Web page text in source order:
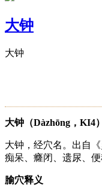
大钟
大钟
大钟（Dàzhōng，KI4
大钟，经穴名。出自
痴呆、癃闭、遗尿、
腧穴释义